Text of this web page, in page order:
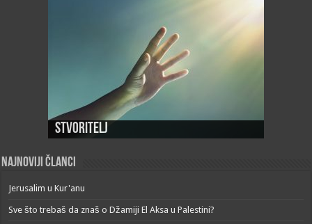
Stvoritelj
Najnoviji članci
Jerusalim u Kur'anu
Sve što trebaš da znaš o Džamiji El Aksa u Palestini?